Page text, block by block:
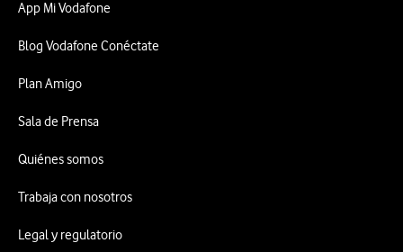
App Mi Vodafone
Blog Vodafone Conéctate
Plan Amigo
Sala de Prensa
Quiénes somos
Trabaja con nosotros
Legal y regulatorio